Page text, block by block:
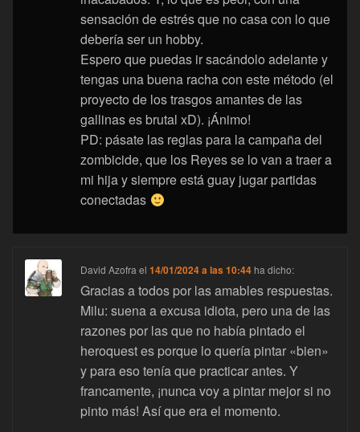
sensación de estrés que no casa con lo que
debería ser un hobby.
Espero que puedas ir sacándolo adelante y
tengas una buena racha con este método (el
proyecto de los trasgos amantes de las
gallinas es brutal xD). ¡Ánimo!
PD: pásate las reglas para la campaña del
zombicide, que los Reyes se lo van a traer a
mi hija y siempre está guay jugar partidas
conectadas
David Azofra el14/01/2024 a las 10:44 ha dicho:
Gracias a todos por las amables respuestas.
Milu: suena a excusa idiota, pero una de las
razones por las que no había pintado el
heroquest es porque lo quería pintar «bien»
y para eso tenía que practicar antes. Y
francamente, ¡nunca voy a pintar mejor si no
pinto más! Así que era el momento.